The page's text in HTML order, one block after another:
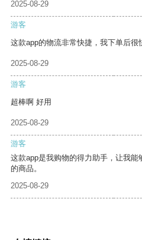
2025-08-29
游客
这款app的物流非常快捷，我下单后很
2025-08-29
游客
超棒啊 好用
2025-08-29
游客
这款app是我购物的得力助手，让我
的商品。
2025-08-29